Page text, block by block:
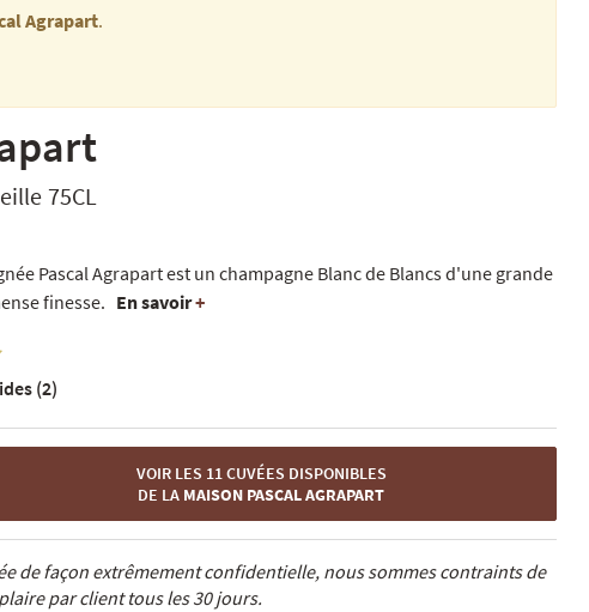
Agrapart.
75CL
Pascal Agrapart est un champagne Blanc de Blancs d'une grande
finesse. En savoir+
(2)
VOIR LES 11 CUVÉES DISPONIBLES
DE LA MAISON PASCAL AGRAPART
de façon extrêmement confidentielle, nous sommes contraints de
par client tous les 30 jours.